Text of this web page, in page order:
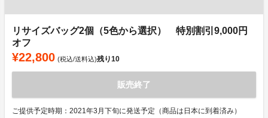
リサイズバッグ2個（5色から選択） 特別割引9,000円
オフ
¥22,800 (税込/送料込)残り10
販売終了
ご提供予定時期：2021年3月下旬に発送予定（商品は日本に到着済み）